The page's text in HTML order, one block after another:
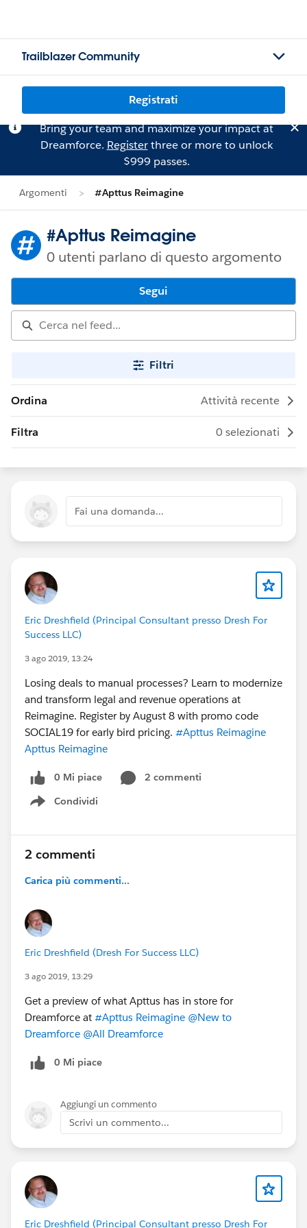
Trailblazer Community
Registrati
Bring your team and maximize your impact at
Dreamforce. Registerthree or more to unlock
$999 passes.
Argomenti #Apttus Reimagine
#Apttus Reimagine
0 utenti parlano di questo argomento
Segui
Filtri
Ordina Attività recente
Filtra 0 selezionati
Fai una domanda...
Eric Dreshfield (Principal Consultant presso Dresh For
Success LLC)
3 ago 2019, 13:24
Losing deals to manual processes? Learn to modernize
and transform legal and revenue operations at
Reimagine. Register by August 8 with promo code
SOCIAL19 for early bird pricing. #Apttus Reimagine
Apttus Reimagine
0 Mi piace
2 commenti
Condividi
Show menu
2 commenti
Carica più commenti...
Eric Dreshfield (Dresh For Success LLC)
3 ago 2019, 13:29
Get a preview of what Apttus has in store for
Dreamforce at #Apttus Reimagine @New to
Dreamforce @All Dreamforce
0 Mi piace
Aggiungi un commento
Scrivi un commento...
Eric Dreshfield (Principal Consultant presso Dresh For